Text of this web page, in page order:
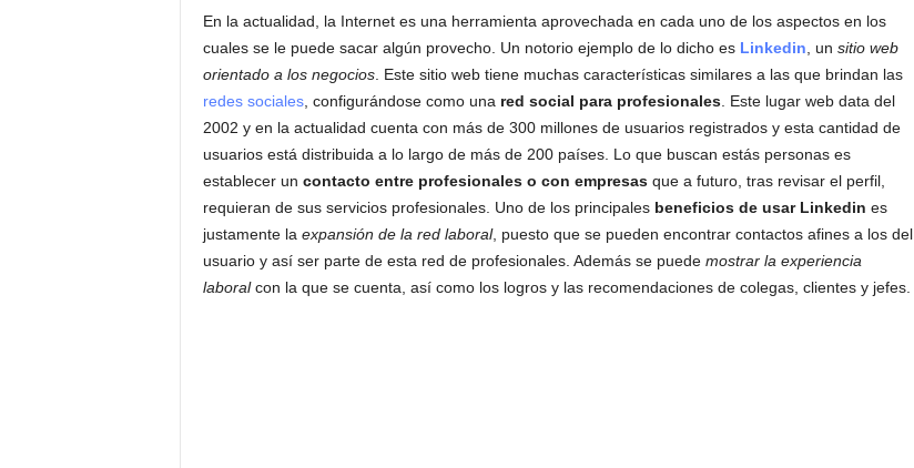
En la actualidad, la Internet es una herramienta aprovechada en cada uno de los aspectos en los
cuales se le puede sacar algún provecho. Un notorio ejemplo de lo dicho es Linkedin , un sitio web
orientado a los negocios. Este sitio web tiene muchas características similares a las que brindan las
redes sociales, configurándose como una red social para profesionales. Este lugar web data del
2002 y en la actualidad cuenta con más de 300 millones de usuarios registrados y esta cantidad de
usuarios está distribuida a lo largo de más de 200 países. Lo que buscan estás personas es
establecer un contacto entre profesionales o con empresasque a futuro, tras revisar el perfil,
requieran de sus servicios profesionales. Uno de los principales beneficios de usar Linkedin es
justamente la expansión de la red laboral, puesto que se pueden encontrar contactos afines a los del
usuario y así ser parte de esta red de profesionales. Además se puede mostrar la experiencia
laboralcon la que se cuenta, así como los logros y las recomendaciones de colegas, clientes y jefes.